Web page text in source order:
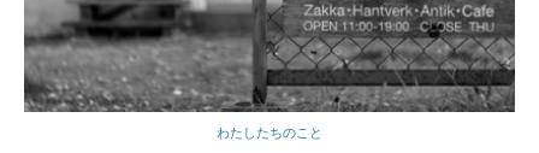
わたしたちのこと